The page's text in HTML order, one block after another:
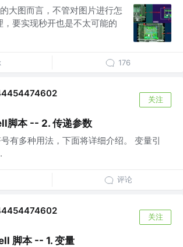
大图而言，不管对图片进行怎
要实现秒开也是不太可能的
176
关注
脚本 -- 2. 传递参数
有多种用法，下面将详细介绍。 变量引
评论
关注
脚本 -- 1. 变量